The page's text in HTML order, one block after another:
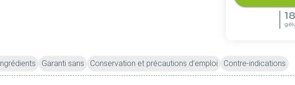
Ingrédients Garanti sans Conservation et précautions d’emploi Contre-indications